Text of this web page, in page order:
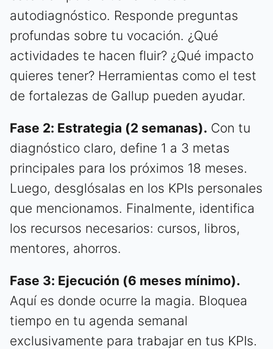
autodiagnóstico. Responde preguntas
profundas sobre tu vocación. ¿Qué
actividades te hacen fluir? ¿Qué impacto
quieres tener? Herramientas como el test
de fortalezas de Gallup pueden ayudar.
Fase 2: Estrategia (2 semanas). Con tu
diagnóstico claro, define 1 a 3 metas
principales para los próximos 18 meses.
Luego, desglósalas en los KPIs personales
que mencionamos. Finalmente, identifica
los recursos necesarios: cursos, libros,
mentores, ahorros.
Fase 3: Ejecución (6 meses mínimo).
Aquí es donde ocurre la magia. Bloquea
tiempo en tu agenda semanal
exclusivamente para trabajar en tus KPIs.